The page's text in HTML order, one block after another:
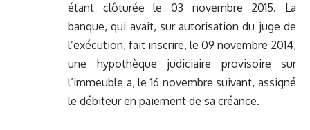
étant clôturée le 03 novembre 2015. La
banque, qui avait, sur autorisation du juge de
l’exécution, fait inscrire, le 09 novembre 2014,
une hypothèque judiciaire provisoire sur
l’immeuble a, le 16 novembre suivant, assigné
le débiteur en paiement de sa créance.